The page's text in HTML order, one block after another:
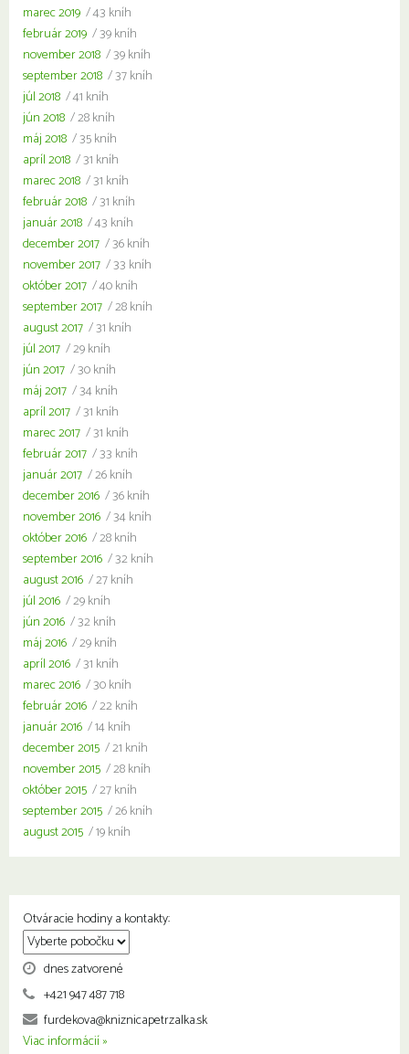
marec 2019 / 43 kníh
február 2019 / 39 kníh
november 2018 / 39 kníh
september 2018 / 37 kníh
júl 2018 / 41 kníh
jún 2018 / 28 kníh
máj 2018 / 35 kníh
apríl 2018 / 31 kníh
marec 2018 / 31 kníh
február 2018 / 31 kníh
január 2018 / 43 kníh
december 2017 / 36 kníh
november 2017 / 33 kníh
október 2017 / 40 kníh
september 2017 / 28 kníh
august 2017 / 31 kníh
júl 2017 / 29 kníh
jún 2017 / 30 kníh
máj 2017 / 34 kníh
apríl 2017 / 31 kníh
marec 2017 / 31 kníh
február 2017 / 33 kníh
január 2017 / 26 kníh
december 2016 / 36 kníh
november 2016 / 34 kníh
október 2016 / 28 kníh
september 2016 / 32 kníh
august 2016 / 27 kníh
júl 2016 / 29 kníh
jún 2016 / 32 kníh
máj 2016 / 29 kníh
apríl 2016 / 31 kníh
marec 2016 / 30 kníh
február 2016 / 22 kníh
január 2016 / 14 kníh
december 2015 / 21 kníh
november 2015 / 28 kníh
október 2015 / 27 kníh
september 2015 / 26 kníh
august 2015 / 19 kníh
Otváracie hodiny a kontakty:
dnes zatvorené
+421 947 487 718
furdekova@kniznicapetrzalka.sk
Viac informácií »